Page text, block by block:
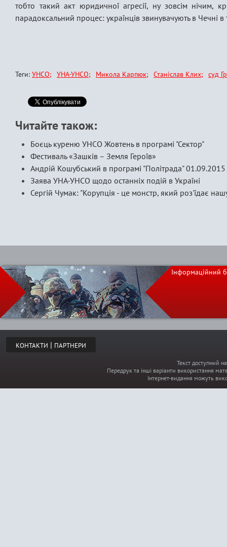
тобто такий акт юридичної агресії, ну зовсім нічим,
парадоксальний процес: українців звинувачують в Чечні
Теги: УНСО УНА-УНСО Микола Карпюк Станіслав Клих суд
Читайте також:
Боєць куреню УНСО Жовтень в програмі "Сектор"
Фестиваль «Зашків – Земля Героїв»
Андрій Кошубський в програмі "Політрада" 01.09.2015
Заява УНА-УНСО щодо останніх подій в Україні
Сергій Чумак: "Корупція - це монстр, який роз'їдає
Інформаційний
КОНТАКТИ | ПАРТНЕРИ
Текст доступний
Передрук та інші варіанти використання
Інтернет-видання можуть